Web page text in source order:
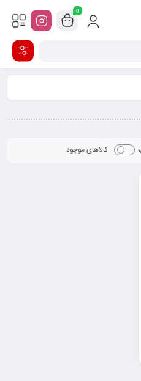
0
کالاهای موجود